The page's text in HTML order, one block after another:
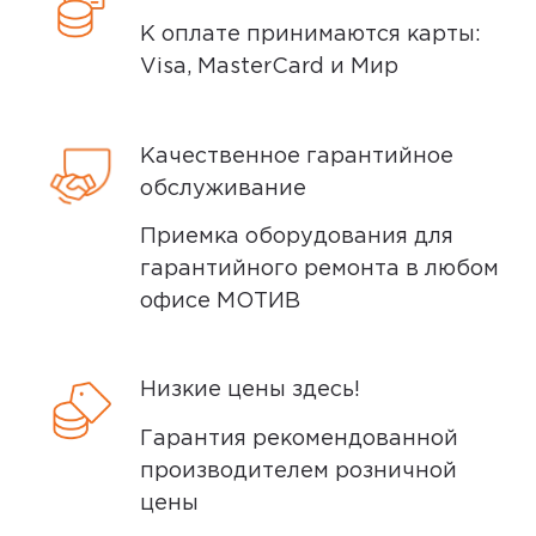
Самовывоз или курьер
Самовывоз
Мотив. Самовывоз бесплатный. Мы
сообщим вам о возможной дате доставки
после того, как вы подтвердите заказ.
Доставка курьером
К оплате принимаются карты:
Visa, MasterCard и Мир
Качественное гарантийное
обслуживание
Приемка оборудования для
гарантийного ремонта в любом
офисе МОТИВ
Низкие цены здесь!
Гарантия рекомендованной
производителем розничной
цены